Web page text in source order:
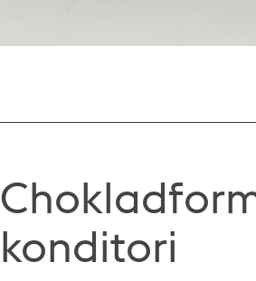
konditori